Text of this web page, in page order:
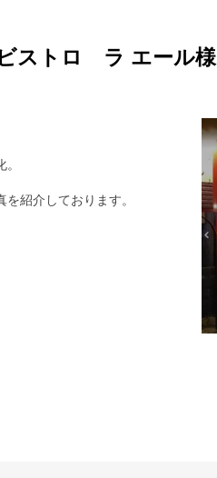
ビストロ ラ エール様
紹介しております。